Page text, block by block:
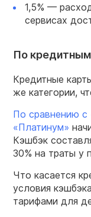
1,5% —
сервисах
По
Кредитные
же категории,
По сравнению с
«Платинум»
Кэшбэк
30% на траты у
Что касается
условия
тарифами для